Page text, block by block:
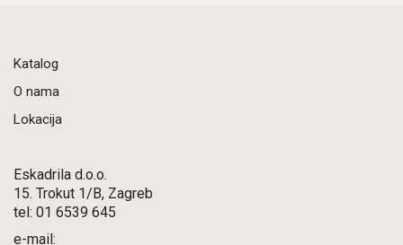
Katalog
O nama
Lokacija
Eskadrila d.o.o.
15. Trokut 1/B, Zagreb
tel: 01 6539 645
e-mail: